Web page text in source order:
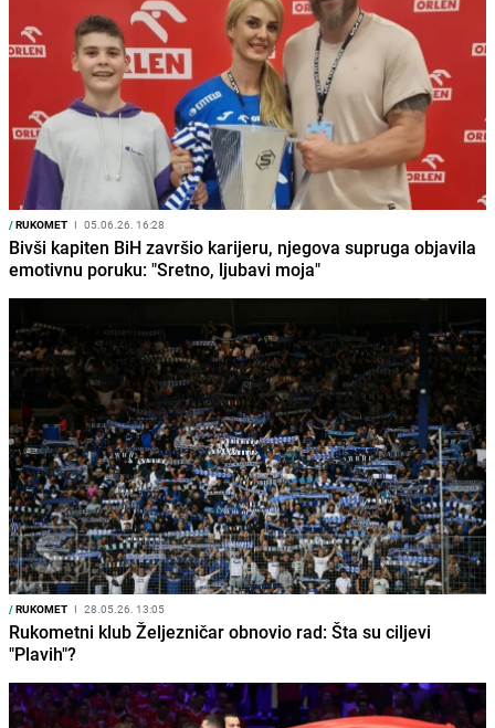
/RUKOMET I 05.06.26. 16:28
Bivši kapiten BiH završio karijeru, njegova supruga objavila
emotivnu poruku: "Sretno, ljubavi moja"
/RUKOMET I 28.05.26. 13:05
Rukometni klub Željezničar obnovio rad: Šta su ciljevi
"Plavih"?